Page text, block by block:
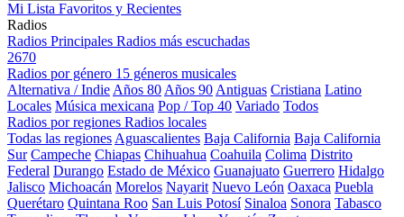
Mi Lista Favoritos y Recientes
Radios
Radios Principales Radios más escuchadas
2670
Radios por género 15 géneros musicales
Alternativa / Indie Años 80 Años 90 Antiguas Cristiana Latino
Locales Música mexicana Pop / Top 40 Variado Todos
Radios por regiones Radios locales
Todas las regiones Aguascalientes Baja California Baja California
Sur Campeche Chiapas Chihuahua Coahuila Colima Distrito
Federal Durango Estado de México Guanajuato Guerrero Hidalgo
Jalisco Michoacán Morelos Nayarit Nuevo León Oaxaca Puebla
Querétaro Quintana Roo San Luis Potosí Sinaloa Sonora Tabasco